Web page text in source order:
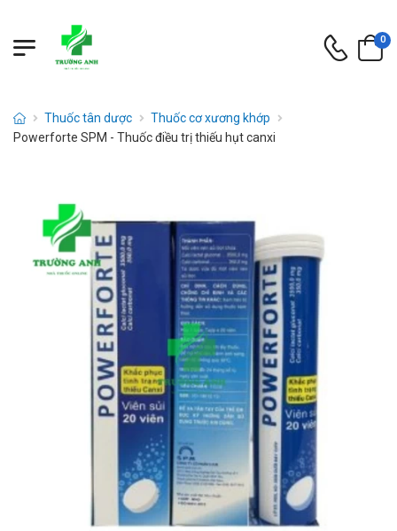
0
Thuốc tân dược
Thuốc cơ xương khớp
Powerforte SPM - Thuốc điều trị thiếu hụt canxi